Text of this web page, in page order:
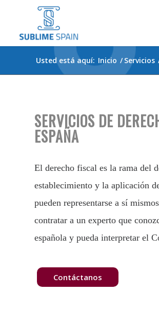
Usted está aquí: Inicio / Servicios
SERVICIOS DE
ESPAÑA
El derecho fiscal es la rama del
establecimiento y la aplicación
pueden representarse a sí
contratar a un experto que
española y pueda interpretar el
Contáctanos